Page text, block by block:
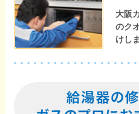
大阪
のク
けし